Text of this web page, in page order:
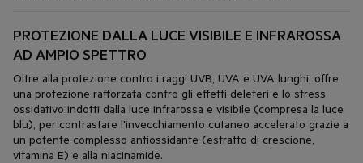
PROTEZIONE DALLA LUCE VISIBILE E INFRAROSSA
AD AMPIO SPETTRO
Oltre alla protezione contro i raggi UVB, UVA e UVA lunghi, offre
una protezione rafforzata contro gli effetti deleteri e lo stress
ossidativo indotti dalla luce infrarossa e visibile (compresa la luce
blu), per contrastare l'invecchiamento cutaneo accelerato grazie a
un potente complesso antiossidante (estratto di crescione,
vitamina E) e alla niacinamide.